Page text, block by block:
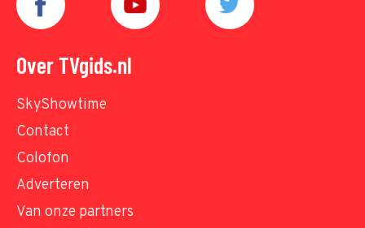
Over TVgids.nl
SkyShowtime
Contact
Colofon
Adverteren
Van onze partners